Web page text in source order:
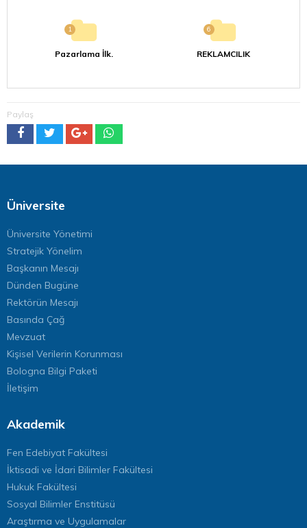
1
Pazarlama İlk.
6
REKLAMCILIK
Paylaş
Üniversite
Üniversite Yönetimi
Stratejik Yönelim
Başkanın Mesajı
Dünden Bugüne
Rektörün Mesajı
Basında Çağ
Mevzuat
Kişisel Verilerin Korunması
Bologna Bilgi Paketi
İletişim
Akademik
Fen Edebiyat Fakültesi
İktisadi ve İdari Bilimler Fakültesi
Hukuk Fakültesi
Sosyal Bilimler Enstitüsü
Araştırma ve Uygulamalar